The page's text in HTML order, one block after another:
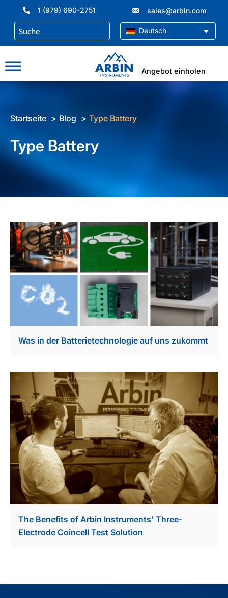
springen
1 (979) 690-2751 sales@arbin.com
Deutsch
Angebot einholen
Startseite Blog Type Battery
Type Battery
Was in der Batterietechnologie auf uns zukommt
The Benefits of Arbin Instruments’ Three-
Electrode Coincell Test Solution